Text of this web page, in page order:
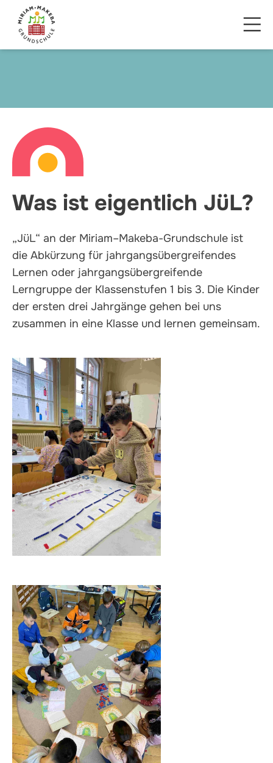
Was ist eigentlich JüL?
„JüL“ an der Miriam–Makeba-Grundschule ist
die Abkürzung für jahrgangsübergreifendes
Lernen oder jahrgangsübergreifende
Lerngruppe der Klassenstufen 1 bis 3. Die Kinder
der ersten drei Jahrgänge gehen bei uns
zusammen in eine Klasse und lernen gemeinsam.